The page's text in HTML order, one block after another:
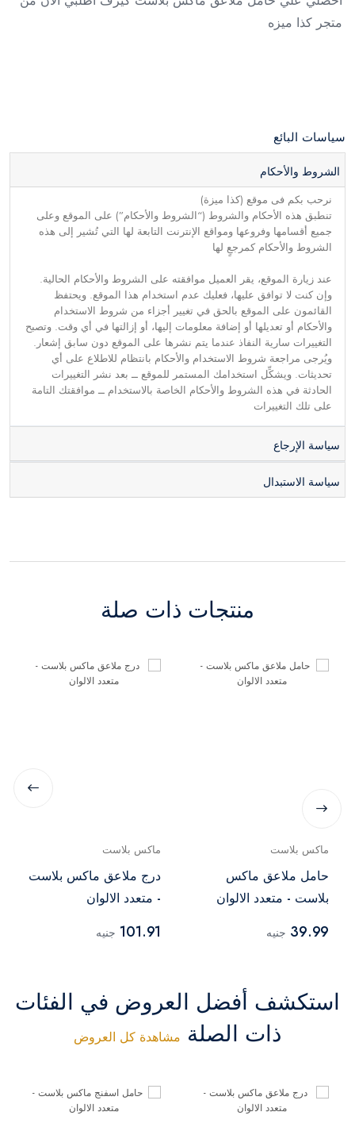
متجر كذا ميزه
سياسات البائع
الشروط والأحكام
نرحب بكم فى موقع (كذا ميزة)
تنطبق هذه الأحكام والشروط (“الشروط والأحكام”) على الموقع وعلى
جميع أقسامها وفروعها ومواقع الإنترنت التابعة لها التي تُشير إلى هذه
الشروط والأحكام كمرجعٍ لها
عند زيارة الموقع، يقر العميل موافقته على الشروط والأحكام الحالية.
وإن كنت لا توافق عليها، فعليك عدم استخدام هذا الموقع. ويحتفظ
القائمون على الموقع بالحق في تغيير أجزاء من شروط الاستخدام
والأحكام أو تعديلها أو إضافة معلومات إليها، أو إزالتها في أي وقت. وتصبح
التغييرات سارية النفاذ عندما يتم نشرها على الموقع دون سابق إشعار.
ويُرجى مراجعة شروط الاستخدام والأحكام بانتظام للاطلاع على أي
تحديثات. ويشكِّل استخدامك المستمر للموقع ــ بعد نشر التغييرات
الحادثة في هذه الشروط والأحكام الخاصة بالاستخدام ــ موافقتك التامة
على تلك التغييرات
سياسة الإرجاع
سياسة الاستبدال
منتجات ذات صلة
ماكس بلاست
حامل ملاعق ماكس
بلاست - متعدد الالوان
39.99 جنيه
ماكس بلاست
درج ملاعق ماكس بلاست
- متعدد الالوان
101.91 جنيه
استكشف أفضل العروض في الفئات
ذات الصلة مشاهدة كل العروض